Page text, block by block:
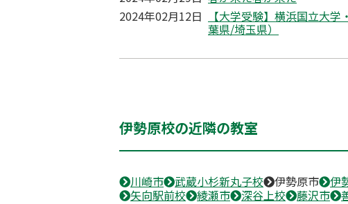
2024年02月12日
【大学受験】横浜国立大
葉県/埼玉県）
伊勢原校の近隣の教室
川崎市 武蔵小杉新丸子校 伊勢原市 伊
矢向駅前校
綾瀬市 深谷上校 藤沢市